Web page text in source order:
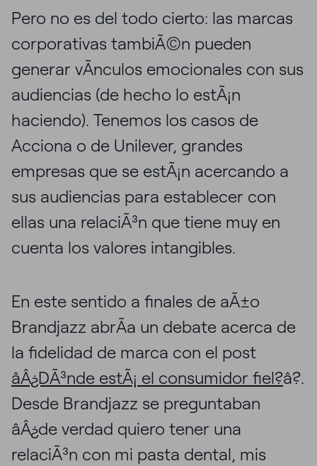
Pero no es del todo cierto: las marcas
corporativas tambiÃ©n pueden
generar vÃ­nculos emocionales con sus
audiencias (de hecho lo estÃ¡n
haciendo). Tenemos los casos de
Acciona o de Unilever, grandes
empresas que se estÃ¡n acercando a
sus audiencias para establecer con
ellas una relaciÃ³n que tiene muy en
cuenta los valores intangibles.
En este sentido a finales de aÃ±o
Brandjazz abrÃ­a un debate acerca de
la fidelidad de marca con el post
âÂ¿DÃ³nde estÃ¡ el consumidor fiel?â?.
Desde Brandjazz se preguntaban
âÂ¿de verdad quiero tener una
relaciÃ³n con mi pasta dental, mis